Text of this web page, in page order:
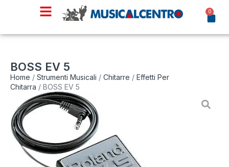
0
BOSS EV 5
Home / Strumenti Musicali / Chitarre / Effetti Per
Chitarra / BOSS EV 5